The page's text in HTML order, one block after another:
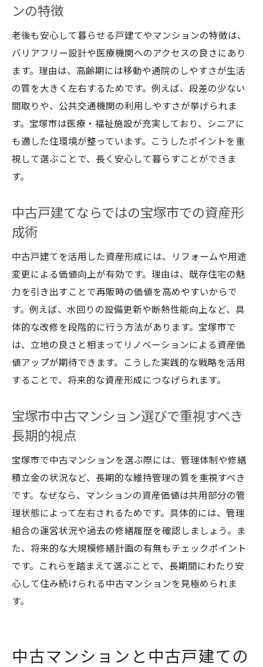
ンの特徴
老後も安心して暮らせる戸建てやマンションの特徴は、
バリアフリー設計や医療機関へのアクセスの良さにあり
ます。理由は、高齢期には移動や通院のしやすさが生活
の質を大きく左右するためです。例えば、段差の少ない
間取りや、公共交通機関の利用しやすさが挙げられま
す。宝塚市は医療・福祉施設が充実しており、シニアに
も適した住環境が整っています。こうしたポイントを重
視して選ぶことで、長く安心して暮らすことができま
す。
中古戸建てならではの宝塚市での資産形
成術
中古戸建てを活用した資産形成には、リフォームや用途
変更による価値向上が有効です。理由は、既存住宅の魅
力を引き出すことで再販時の価値を高めやすいからで
す。例えば、水回りの設備更新や断熱性能向上など、具
体的な改修を段階的に行う方法があります。宝塚市で
は、立地の良さと相まってリノベーションによる資産価
値アップが期待できます。こうした実践的な戦略を活用
することで、将来的な資産形成につなげられます。
宝塚市中古マンション選びで重視すべき
長期的視点
宝塚市で中古マンションを選ぶ際には、管理体制や修繕
積立金の状況など、長期的な維持管理の質を重視すべき
です。なぜなら、マンションの資産価値は共用部分の管
理状態によって左右されるためです。具体的には、管理
組合の運営状況や過去の修繕履歴を確認しましょう。ま
た、将来的な大規模修繕計画の有無もチェックポイント
です。これらを踏まえて選ぶことで、長期間にわたり安
心して住み続けられる中古マンションを見極められま
す。
中古マンションと中古戸建ての